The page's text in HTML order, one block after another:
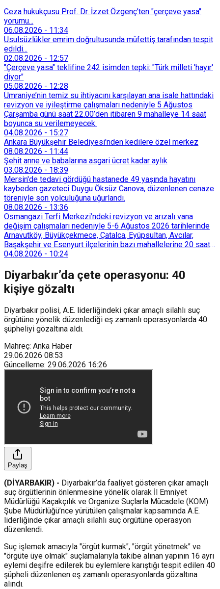
Ceza hukukçusu Prof. Dr. İzzet Özgenç'ten "çerçeve yasa"
yorumu...
06.08.2026 - 11:34
Usulsüzlükler emrim doğrultusunda müfettiş tarafından tespit
edildi...
02.08.2026 - 12:57
"Çerçeve yasa" teklifine 242 isimden tepki: "Türk milleti 'hayır'
diyor"
05.08.2026 - 12:28
Ümraniye’nin temiz su ihtiyacını karşılayan ana isale hattındaki
revizyon ve iyileştirme çalışmaları nedeniyle 5 Ağustos
Çarşamba günü saat 22.00’den itibaren 9 mahalleye 14 saat
boyunca su verilemeyecek.
04.08.2026 - 15:27
Ankara Büyükşehir Belediyesi'nden kedilere özel merkez
08.08.2026 - 11:44
Şehit anne ve babalarına asgari ücret kadar aylık
03.08.2026 - 18:39
Mersin'de tedavi gördüğü hastanede 49 yaşında hayatını
kaybeden gazeteci Duygu Öksüz Canova, düzenlenen cenaze
töreniyle son yolculuğuna uğurlandı.
08.08.2026 - 13:36
Osmangazi Terfi Merkezi’ndeki revizyon ve arızalı vana
değişim çalışmaları nedeniyle 5-6 Ağustos 2026 tarihlerinde
Arnavutköy, Büyükçekmece, Çatalca, Eyüpsultan, Avcılar,
Başakşehir ve Esenyurt ilçelerinin bazı mahallelerine 20 saat
süreyle su verilemeyecek.
04.08.2026 - 10:24
Diyarbakır’da çete operasyonu: 40
kişiye gözaltı
Diyarbakır polisi, A.E. liderliğindeki çıkar amaçlı silahlı suç
örgütüne yönelik düzenlediği eş zamanlı operasyonlarda 40
şüpheliyi gözaltına aldı.
Mahreç: Anka Haber
29.06.2026 08:53
Güncelleme: 29.06.2026 16:26
Paylaş
(DİYARBAKIR) - Diyarbakır’da faaliyet gösteren çıkar amaçlı
suç örgütlerinin önlenmesine yönelik olarak İl Emniyet
Müdürlüğü Kaçakçılık ve Organize Suçlarla Mücadele (KOM)
Şube Müdürlüğü’nce yürütülen çalışmalar kapsamında A.E.
liderliğinde çıkar amaçlı silahlı suç örgütüne operasyon
düzenlendi.
Suç işlemek amacıyla "örgüt kurmak", "örgüt yönetmek" ve
"örgüte üye olmak" suçlamalarıyla takibe alınan yapının 16 ayrı
eylemi deşifre edilerek bu eylemlere karıştığı tespit edilen 40
şüpheli düzenlenen eş zamanlı operasyonlarda gözaltına
alındı.